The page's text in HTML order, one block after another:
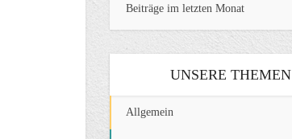
Beiträge im letzten Monat
UNSERE THEMEN
Allgemein